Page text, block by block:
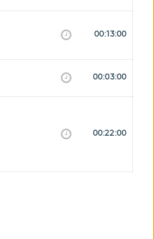
00:13:00
00:03:00
00:22:00